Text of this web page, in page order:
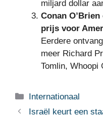
miljard dollar
Conan
prijs voor
Eerdere
meer Richard
Tomlin, Whoopi
Categorieën
Internationaal
Israël keurt een